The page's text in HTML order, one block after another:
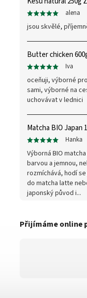
alena
jsou skvělé,
Butter chicken
Iva
oceňuji, výborné
sami, výborné na
uchovávat v lednici
Matcha BIO Japan
Hanka
Výborná BIO
barvou a jemnou,
rozmíchává, hodí
do matcha latte
japonský původ i...
Přijímáme online